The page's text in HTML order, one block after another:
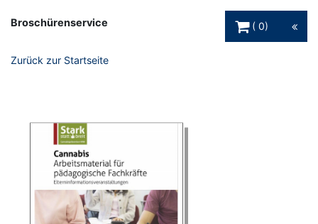
Broschürenservice
0
Zurück zur Startseite